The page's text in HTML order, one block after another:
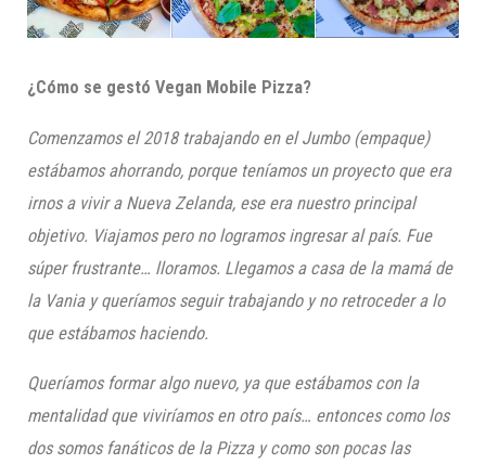
¿Cómo se gestóVegan Mobile Pizza?
Comenzamos el 2018 trabajando en el Jumbo (empaque)
estábamos ahorrando, porque teníamos un proyecto que era
irnos a vivir a Nueva Zelanda, ese era nuestro principal
objetivo. Viajamos pero no logramos ingresar al país. Fue
súper frustrante… lloramos. Llegamos a casa de la mamá de
la Vaniay queríamos seguir trabajando y no retroceder a lo
que estábamos haciendo.
Queríamos formar algo nuevo, ya que estábamos con la
mentalidad que viviríamos en otro país… entonces como los
dos somos fanáticos de la Pizza y como son pocas las